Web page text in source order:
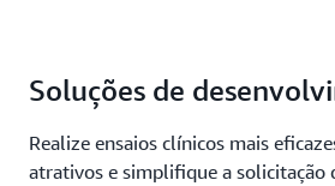
Soluções de
Realize ensaios clínicos mais
atrativos e simplifique a solicitação